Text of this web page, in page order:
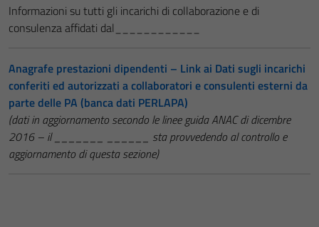
Informazioni su tutti gli incarichi di collaborazione e di
consulenza affidati dal____________
Anagrafe prestazioni dipendenti – Link ai Dati sugli incarichi
conferiti ed autorizzati a collaboratori e consulenti esterni da
parte delle PA (banca dati PERLAPA)
(dati in aggiornamento secondo le linee guida ANAC di dicembre
2016 – il _______ ______ sta provvedendo al controllo e
aggiornamento di questa sezione)